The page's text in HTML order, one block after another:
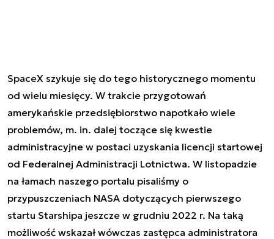
SpaceX szykuje się do tego historycznego momentu
od wielu miesięcy. W trakcie przygotowań
amerykańskie przedsiębiorstwo napotkało wiele
problemów, m. in. dalej toczące się kwestie
administracyjne w postaci uzyskania licencji startowej
od Federalnej Administracji Lotnictwa. W listopadzie
na łamach naszego portalu pisaliśmy o
przypuszczeniach NASA dotyczących pierwszego
startu Starshipa jeszcze w grudniu 2022 r. Na taką
możliwość wskazał wówczas zastępca administratora